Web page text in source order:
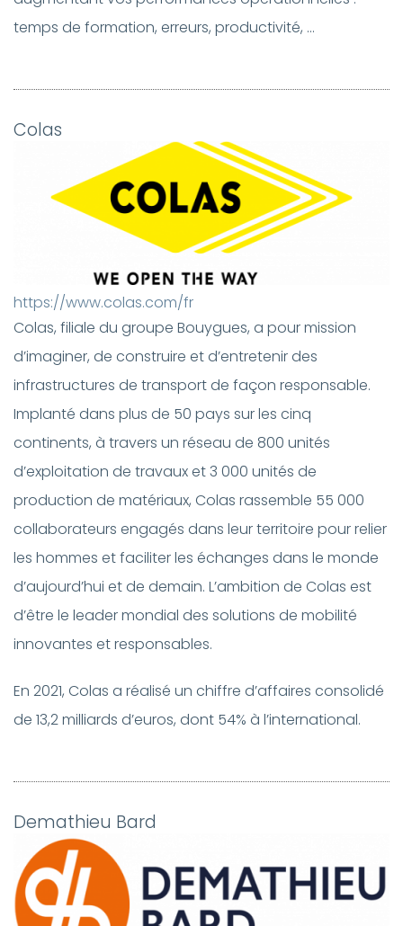
temps de formation, erreurs, productivité, ...
Colas
https://www.colas.com/fr
Colas, filiale du groupe Bouygues, a pour mission
d’imaginer, de construire et d’entretenir des
infrastructures de transport de façon responsable.
Implanté dans plus de 50 pays sur les cinq
continents, à travers un réseau de 800 unités
d’exploitation de travaux et 3 000 unités de
production de matériaux, Colas rassemble 55 000
collaborateurs engagés dans leur territoire pour relier
les hommes et faciliter les échanges dans le monde
d’aujourd’hui et de demain. L’ambition de Colas est
d’être le leader mondial des solutions de mobilité
innovantes et responsables.
En 2021, Colas a réalisé un chiffre d’affaires consolidé
de 13,2 milliards d’euros, dont 54% à l’international.
Demathieu Bard